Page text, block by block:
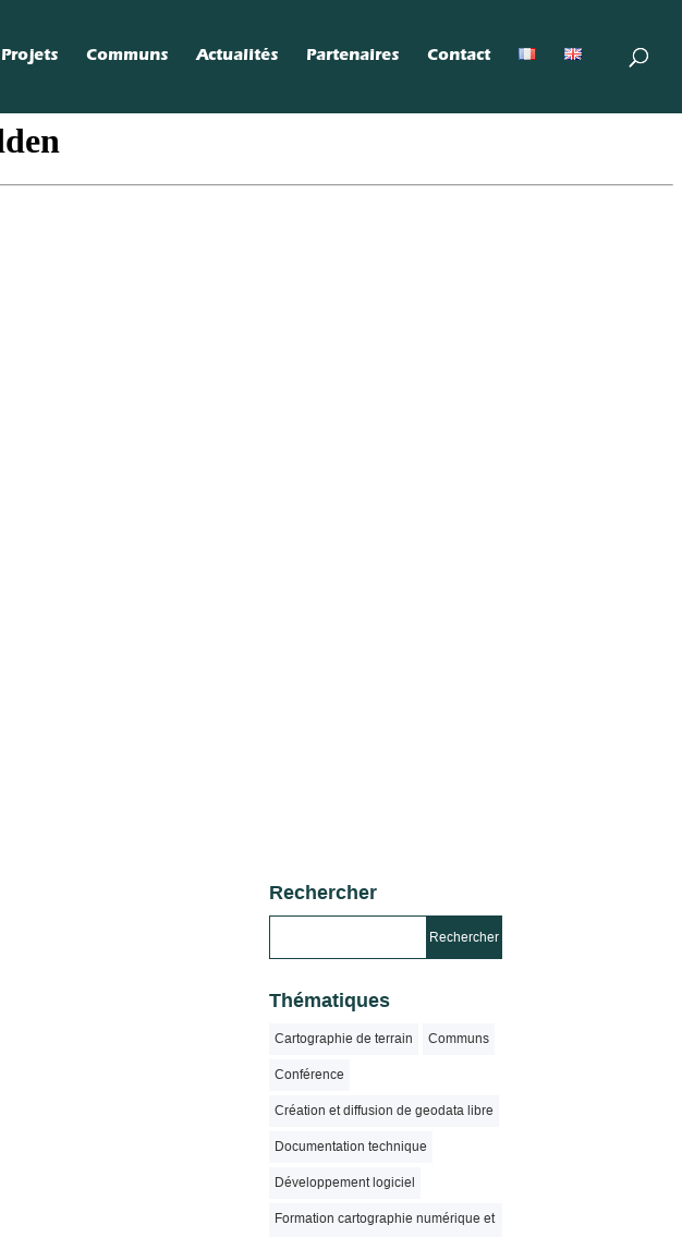
Projets Communs Actualités Partenaires Contact
Rechercher
Thématiques
Cartographie de terrain Communs
Conférence
Création et diffusion de geodata libre
Documentation technique
Développement logiciel
Formation cartographie numérique et